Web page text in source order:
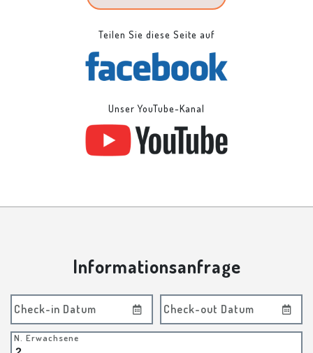
Teilen Sie diese Seite auf
Unser YouTube-Kanal
Informationsanfrage
Check-in Datum Check-out Datum
N. Erwachsene